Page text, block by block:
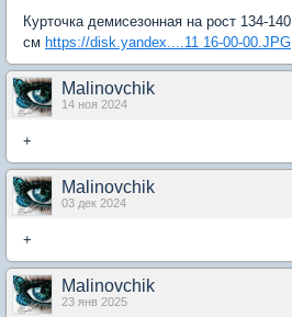
Курточка демисезонная на рост 134-140
см https://disk.yandex....11 16-00-00.JPG
Malinovchik
14 ноя 2024
+
Malinovchik
03 дек 2024
+
Malinovchik
23 янв 2025